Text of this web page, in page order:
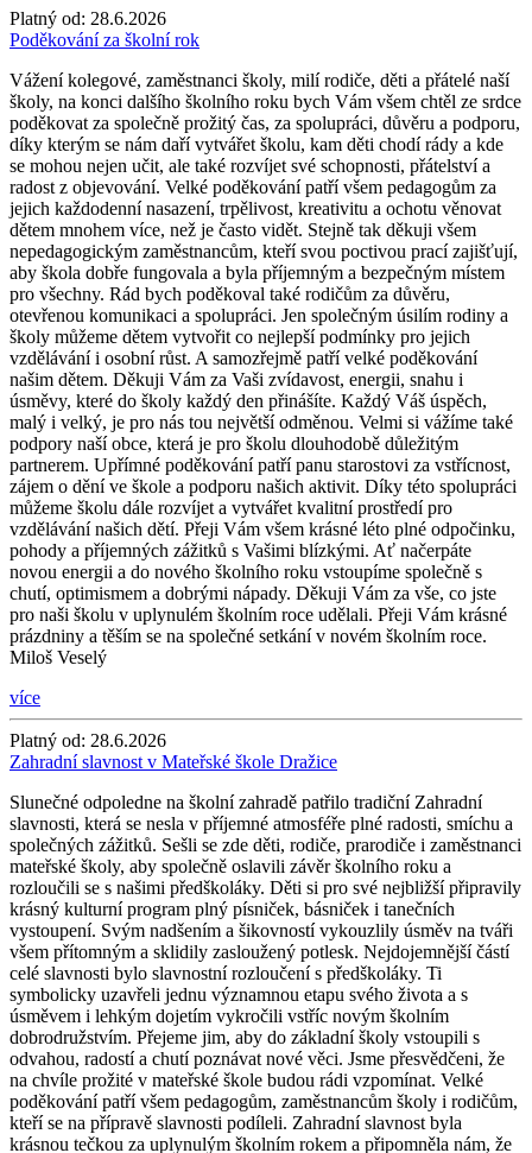
Platný od: 28.6.2026
Poděkování za školní rok
Vážení kolegové, zaměstnanci školy, milí rodiče, děti a přátelé naší
školy, na konci dalšího školního roku bych Vám všem chtěl ze srdce
poděkovat za společně prožitý čas, za spolupráci, důvěru a podporu,
díky kterým se nám daří vytvářet školu, kam děti chodí rády a kde
se mohou nejen učit, ale také rozvíjet své schopnosti, přátelství a
radost z objevování. Velké poděkování patří všem pedagogům za
jejich každodenní nasazení, trpělivost, kreativitu a ochotu věnovat
dětem mnohem více, než je často vidět. Stejně tak děkuji všem
nepedagogickým zaměstnancům, kteří svou poctivou prací zajišťují,
aby škola dobře fungovala a byla příjemným a bezpečným místem
pro všechny. Rád bych poděkoval také rodičům za důvěru,
otevřenou komunikaci a spolupráci. Jen společným úsilím rodiny a
školy můžeme dětem vytvořit co nejlepší podmínky pro jejich
vzdělávání i osobní růst. A samozřejmě patří velké poděkování
našim dětem. Děkuji Vám za Vaši zvídavost, energii, snahu i
úsměvy, které do školy každý den přinášíte. Každý Váš úspěch,
malý i velký, je pro nás tou největší odměnou. Velmi si vážíme také
podpory naší obce, která je pro školu dlouhodobě důležitým
partnerem. Upřímné poděkování patří panu starostovi za vstřícnost,
zájem o dění ve škole a podporu našich aktivit. Díky této spolupráci
můžeme školu dále rozvíjet a vytvářet kvalitní prostředí pro
vzdělávání našich dětí. Přeji Vám všem krásné léto plné odpočinku,
pohody a příjemných zážitků s Vašimi blízkými. Ať načerpáte
novou energii a do nového školního roku vstoupíme společně s
chutí, optimismem a dobrými nápady. Děkuji Vám za vše, co jste
pro naši školu v uplynulém školním roce udělali. Přeji Vám krásné
prázdniny a těším se na společné setkání v novém školním roce.
Miloš Veselý
více
Platný od: 28.6.2026
Zahradní slavnost v Mateřské škole Dražice
Slunečné odpoledne na školní zahradě patřilo tradiční Zahradní
slavnosti, která se nesla v příjemné atmosféře plné radosti, smíchu a
společných zážitků. Sešli se zde děti, rodiče, prarodiče i zaměstnanci
mateřské školy, aby společně oslavili závěr školního roku a
rozloučili se s našimi předškoláky. Děti si pro své nejbližší připravily
krásný kulturní program plný písniček, básniček i tanečních
vystoupení. Svým nadšením a šikovností vykouzlily úsměv na tváři
všem přítomným a sklidily zasloužený potlesk. Nejdojemnější částí
celé slavnosti bylo slavnostní rozloučení s předškoláky. Ti
symbolicky uzavřeli jednu významnou etapu svého života a s
úsměvem i lehkým dojetím vykročili vstříc novým školním
dobrodružstvím. Přejeme jim, aby do základní školy vstoupili s
odvahou, radostí a chutí poznávat nové věci. Jsme přesvědčeni, že
na chvíle prožité v mateřské škole budou rádi vzpomínat. Velké
poděkování patří všem pedagogům, zaměstnancům školy i rodičům,
kteří se na přípravě slavnosti podíleli. Zahradní slavnost byla
krásnou tečkou za uplynulým školním rokem a připomněla nám, že